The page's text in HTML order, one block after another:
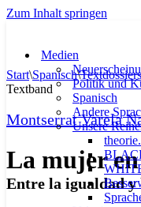
Zum Inhalt springen
Medien
Politik und
Spanisch
Andere
Unsere
Start\Spanisch\
Textband
Montserrat Varela
La mujer
Entre la igualdad y